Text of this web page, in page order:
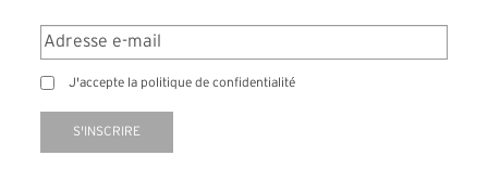
J'accepte la politique de confidentialité
S'INSCRIRE